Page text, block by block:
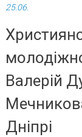
25.06.
Валерій
Дніпрі